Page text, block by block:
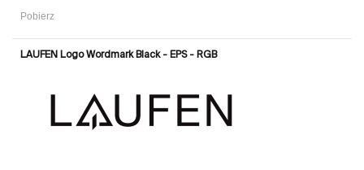
Pobierz
LAUFEN Logo Wordmark Black - EPS - RGB